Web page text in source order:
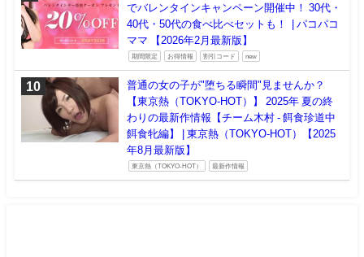
でバレンタインキャンペーン開催中！ 30代・
40代・50代の食べ比べセットも！ | パコパコ
ママ 【2026年2月最新版】
期間限定 お得情報 割引コード new
普通の女の子が"堕ちる瞬間"見ませんか？
【東京熱（TOKYO-HOT）】 2025年 夏の終
わりの最新作情報【チーム木村 - 餌食珍道中
餌食牝編】 | 東京熱（TOKYO-HOT）【2025
年8月最新版】
東京熱（TOKYO-HOT） 最新作情報